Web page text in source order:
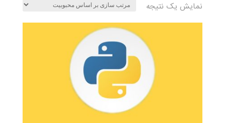
نمایش یک نتیجه